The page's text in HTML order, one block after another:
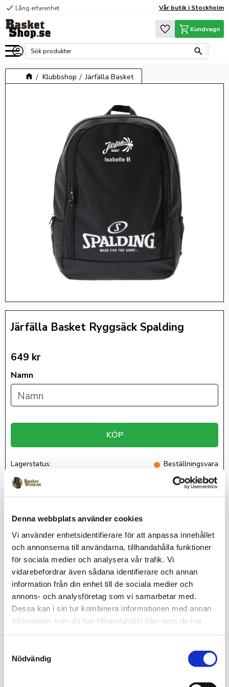
Denna webbplats använder cookies
Vi använder enhetsidentifierare för att anpassa innehållet
och annonserna till användarna, tillhandahålla funktioner
för sociala medier och analysera vår trafik. Vi
vidarebefordrar även sådana identifierare och annan
information från din enhet till de sociala medier och
annons- och analysföretag som vi samarbetar med.
Dessa kan i sin tur kombinera informationen med annan
information som du har tillhandahållit eller som de har
Nödvändig
Meny
check Lång erfarenhet Vår butik i Stockholm
Favoriter
Kundvagn
Klubbshop Järfälla Basket
Järfälla Basket Ryggsäck Spalding
649 kr
KÖP
Namn
Lagerstatus
Beställningsvara
Artikelnr
JBBK6
Spalding
Snygg, rymlig och praktisk basketryggsäck från
Spalding.Ryggsäcken har ett stort huvudfack, två st sidfickor i
mesh och ett bollfack fram som rymmer din basketboll oavsett
storlek på bollen. Total volym: Ca 50 liter Inklusive Järfälla
Basket klubbmärke och namn på locket. Leveranstid: Ca 3
veckor för produkter med klubbtryck.
Omdömen